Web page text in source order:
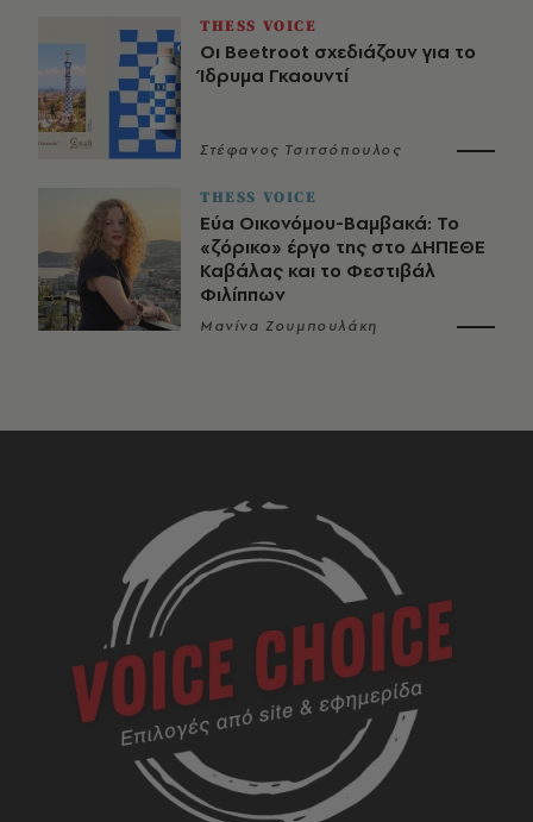
THESS VOICE
Οι Beetroot σχεδιάζουν για το
Ίδρυμα Γκαουντί
Στέφανος Τσιτσόπουλος
THESS VOICE
Εύα Οικονόμου-Βαμβακά: Το
«ζόρικο» έργο της στο ΔΗΠΕΘΕ
Καβάλας και το Φεστιβάλ
Φιλίππων
Μανίνα Ζουμπουλάκη